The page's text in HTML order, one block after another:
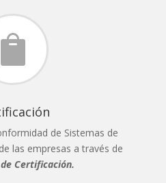

de Sistemas de
las empresas a través de
Certificación.